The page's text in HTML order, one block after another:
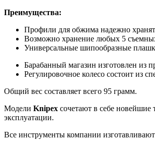
Преимущества:
Профили для обжима надежно
Возможно хранение любых 5
Универсальные шипообразные
Барабанный магазин изготовлен из
Регулировочное колесо состоит из
Общий вес составляет всего 95 грамм.
Модели Knipex сочетают в себе новейшие
эксплуатации.
Все инструменты компании